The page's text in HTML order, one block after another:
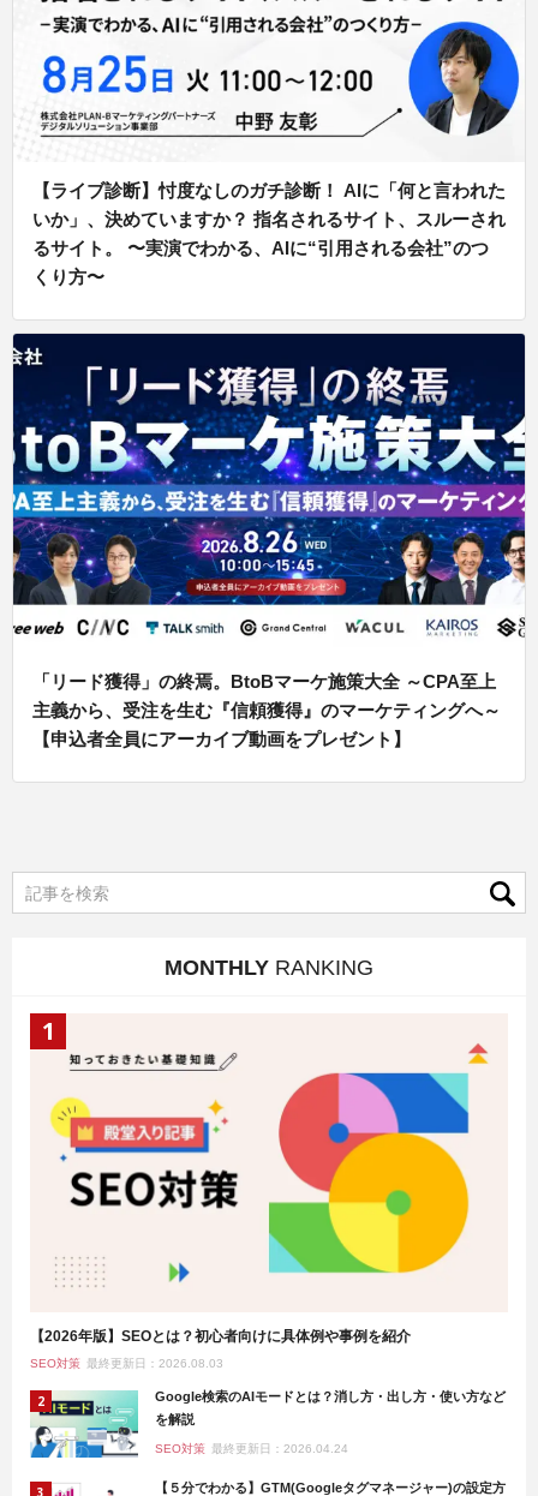
【ライブ診断】忖度なしのガチ診断！ AIに「何と言われた
いか」、決めていますか？ 指名されるサイト、スルーされ
るサイト。 〜実演でわかる、AIに“引用される会社”のつ
くり方〜
「リード獲得」の終焉。BtoBマーケ施策大全 ～CPA至上
主義から、受注を生む『信頼獲得』のマーケティングへ～
【申込者全員にアーカイブ動画をプレゼント】
MONTHLY RANKING
【2026年版】SEOとは？初心者向けに具体例や事例を紹介
SEO対策 最終更新日：2026.08.03
Google検索のAIモードとは？消し方・出し方・使い方など
を解説
SEO対策 最終更新日：2026.04.24
【５分でわかる】GTM(Googleタグマネージャー)の設定方